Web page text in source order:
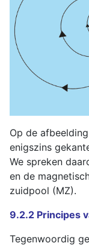
Op de
enigszins
We spreken
en de
zuidpool (MZ).
9.2.2 Principes
Tegenwoordig